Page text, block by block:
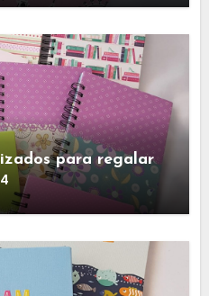
para regalar